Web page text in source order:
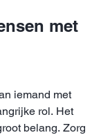
met
iemand met
rol. Het
belang. Zorg